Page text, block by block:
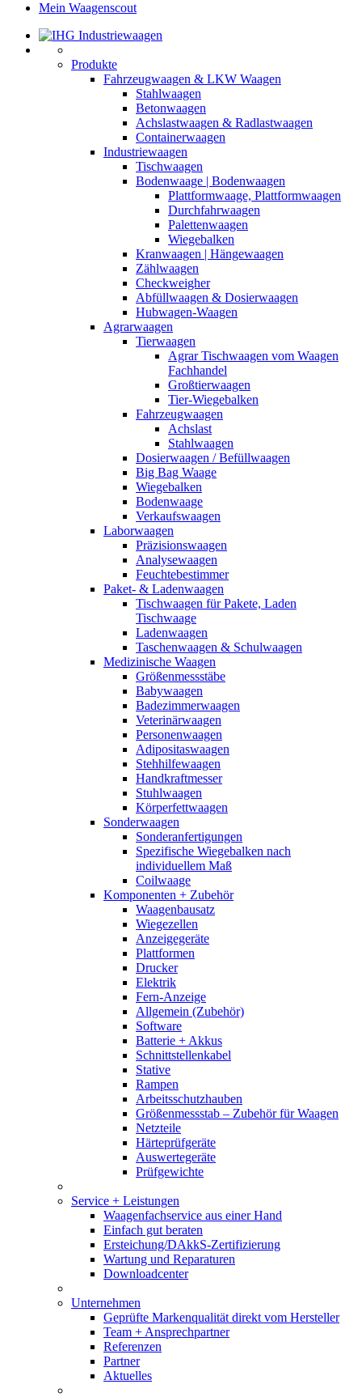
Mein Waagenscout
Produkte
Fahrzeugwaagen & LKW Waagen
Stahlwaagen
Betonwaagen
Achslastwaagen & Radlastwaagen
Containerwaagen
Industriewaagen
Tischwaagen
Bodenwaage | Bodenwaagen
Plattformwaage, Plattformwaagen
Durchfahrwaagen
Palettenwaagen
Wiegebalken
Kranwaagen | Hängewaagen
Zählwaagen
Checkweigher
Abfüllwaagen & Dosierwaagen
Hubwagen-Waagen
Agrarwaagen
Tierwaagen
Agrar Tischwaagen vom Waagen
Fachhandel
Großtierwaagen
Tier-Wiegebalken
Fahrzeugwaagen
Achslast
Stahlwaagen
Dosierwaagen / Befüllwaagen
Big Bag Waage
Wiegebalken
Bodenwaage
Verkaufswaagen
Laborwaagen
Präzisionswaagen
Analysewaagen
Feuchtebestimmer
Paket- & Ladenwaagen
Tischwaagen für Pakete, Laden
Tischwaage
Ladenwaagen
Taschenwaagen & Schulwaagen
Medizinische Waagen
Größenmessstäbe
Babywaagen
Badezimmerwaagen
Veterinärwaagen
Personenwaagen
Adipositaswaagen
Stehhilfewaagen
Handkraftmesser
Stuhlwaagen
Körperfettwaagen
Sonderwaagen
Sonderanfertigungen
Spezifische Wiegebalken nach
individuellem Maß
Coilwaage
Komponenten + Zubehör
Waagenbausatz
Wiegezellen
Anzeigegeräte
Plattformen
Drucker
Elektrik
Fern-Anzeige
Allgemein (Zubehör)
Software
Batterie + Akkus
Schnittstellenkabel
Stative
Rampen
Arbeitsschutzhauben
Größenmessstab – Zubehör für Waagen
Netzteile
Härteprüfgeräte
Auswertegeräte
Prüfgewichte
Service + Leistungen
Waagenfachservice aus einer Hand
Einfach gut beraten
Ersteichung/DAkkS-Zertifizierung
Wartung und Reparaturen
Downloadcenter
Unternehmen
Geprüfte Markenqualität direkt vom Hersteller
Team + Ansprechpartner
Referenzen
Partner
Aktuelles